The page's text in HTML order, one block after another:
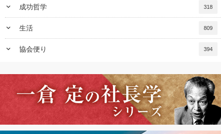
keyboard_arrow_down 成功哲学 318
keyboard_arrow_down 生活 809
keyboard_arrow_down 協会便り 394